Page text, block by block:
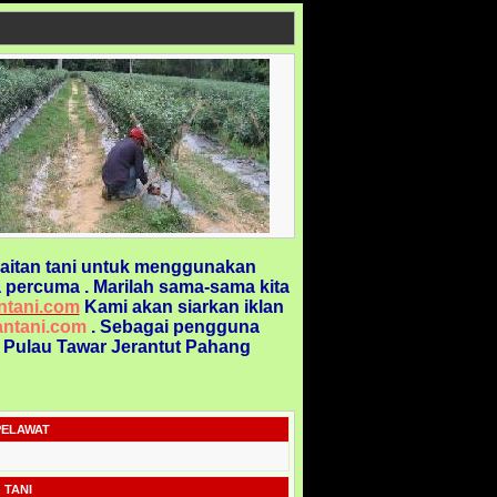
tani untuk menggunakan
. Marilah sama-sama kita
Kami akan siarkan iklan
. Sebagai pengguna
Tawar Jerantut Pahang
TANI